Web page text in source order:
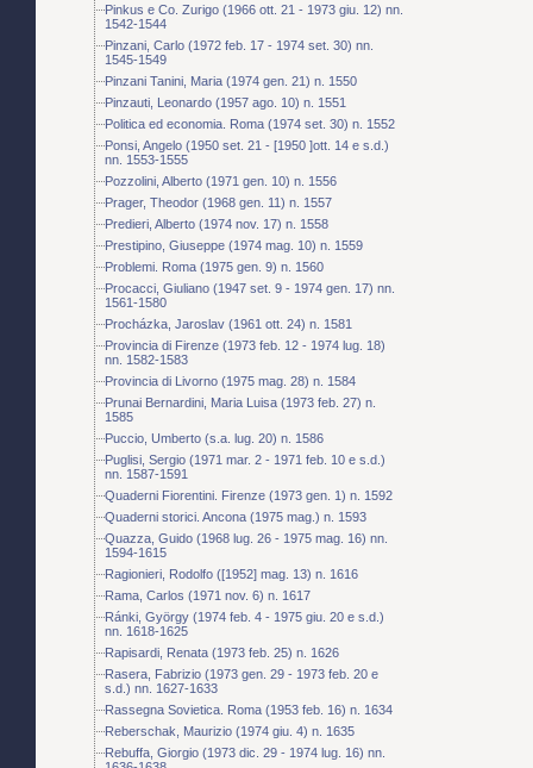
Pinkus e Co. Zurigo (1966 ott. 21 - 1973 giu. 12) nn.
1542-1544
Pinzani, Carlo (1972 feb. 17 - 1974 set. 30) nn.
1545-1549
Pinzani Tanini, Maria (1974 gen. 21) n. 1550
Pinzauti, Leonardo (1957 ago. 10) n. 1551
Politica ed economia. Roma (1974 set. 30) n. 1552
Ponsi, Angelo (1950 set. 21 - [1950 ]ott. 14 e s.d.)
nn. 1553-1555
Pozzolini, Alberto (1971 gen. 10) n. 1556
Prager, Theodor (1968 gen. 11) n. 1557
Predieri, Alberto (1974 nov. 17) n. 1558
Prestipino, Giuseppe (1974 mag. 10) n. 1559
Problemi. Roma (1975 gen. 9) n. 1560
Procacci, Giuliano (1947 set. 9 - 1974 gen. 17) nn.
1561-1580
Procházka, Jaroslav (1961 ott. 24) n. 1581
Provincia di Firenze (1973 feb. 12 - 1974 lug. 18)
nn. 1582-1583
Provincia di Livorno (1975 mag. 28) n. 1584
Prunai Bernardini, Maria Luisa (1973 feb. 27) n.
1585
Puccio, Umberto (s.a. lug. 20) n. 1586
Puglisi, Sergio (1971 mar. 2 - 1971 feb. 10 e s.d.)
nn. 1587-1591
Quaderni Fiorentini. Firenze (1973 gen. 1) n. 1592
Quaderni storici. Ancona (1975 mag.) n. 1593
Quazza, Guido (1968 lug. 26 - 1975 mag. 16) nn.
1594-1615
Ragionieri, Rodolfo ([1952] mag. 13) n. 1616
Rama, Carlos (1971 nov. 6) n. 1617
Ránki, György (1974 feb. 4 - 1975 giu. 20 e s.d.)
nn. 1618-1625
Rapisardi, Renata (1973 feb. 25) n. 1626
Rasera, Fabrizio (1973 gen. 29 - 1973 feb. 20 e
s.d.) nn. 1627-1633
Rassegna Sovietica. Roma (1953 feb. 16) n. 1634
Reberschak, Maurizio (1974 giu. 4) n. 1635
Rebuffa, Giorgio (1973 dic. 29 - 1974 lug. 16) nn.